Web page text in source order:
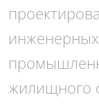
инженерных
жилищного